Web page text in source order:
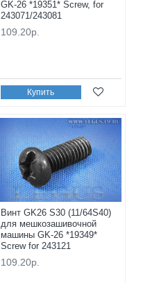
GK-26 *19351* Screw, for
243071/243081
109.20р.
Купить
Винт GK26 S30 (11/64S40)
для мешкозашивочной
машины GK-26 *19349*
Screw for 243121
109.20р.